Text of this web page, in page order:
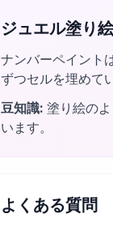
ジュエル塗り
ナンバーペイント
ずつセルを埋めて
豆知識: 塗り絵の
います。
よくある質問